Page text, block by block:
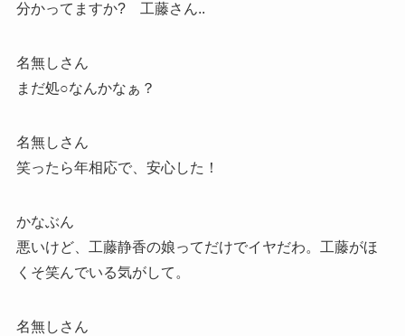
分かってますか? 工藤さん..
名無しさん
まだ処○なんかなぁ？
名無しさん
笑ったら年相応で、安心した！
かなぶん
悪いけど、工藤静香の娘ってだけでイヤだわ。工藤がほ
くそ笑んでいる気がして。
名無しさん